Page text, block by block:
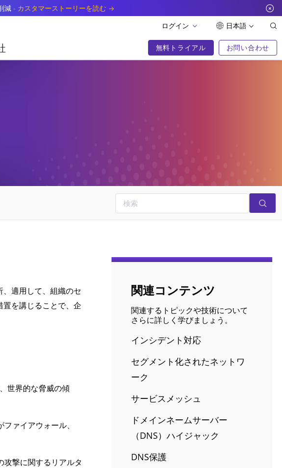
減 - カスタマーストーリーを読む
ログイン
日本語
無料トライアル お問い合わせ
適用して、組織のセ
を講じることで、企
世界的な脅威の傾
ァイアウォール、
攻撃に関するリアルタ
関連コンテンツ
関連するトピックや技術について
さらに詳しく学びましょう。
インシデント対応
セグメント化されたネットワ
ーク
サービスメッシュ
ドメインネームサーバー
（DNS）ハイジャック
DNS保護